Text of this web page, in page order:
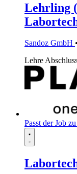
Lehrling
Sandoz GmbH
Lehre
Passt der Job